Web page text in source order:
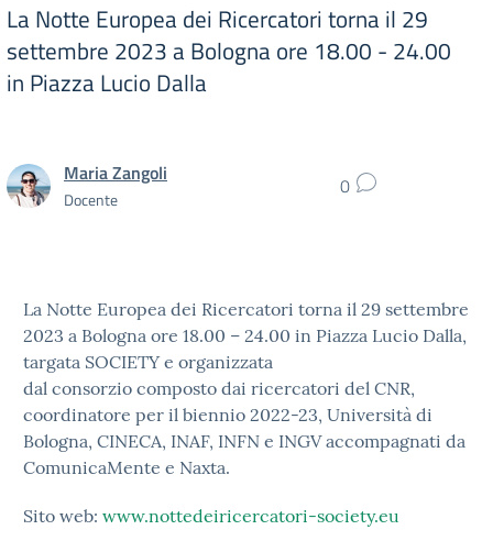
La Notte Europea dei Ricercatori torna il 29
settembre 2023 a Bologna ore 18.00 - 24.00
in Piazza Lucio Dalla
Maria Zangoli
Docente 0
La Notte Europea dei Ricercatori torna il 29 settembre
2023 a Bologna ore 18.00 – 24.00 in Piazza Lucio Dalla,
targata SOCIETY e organizzata
dal consorzio composto dai ricercatori del CNR,
coordinatore per il biennio 2022-23, Università di
Bologna, CINECA, INAF, INFN e INGV accompagnati da
ComunicaMente e Naxta.
Sito web: www.nottedeiricercatori-society.eu